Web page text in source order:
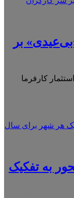
بر
کارفرما
به تفکیک